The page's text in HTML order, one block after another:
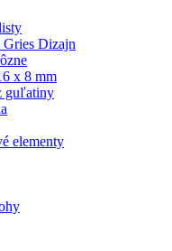
Gries Dizajn
x 8 mm
guľatiny
elementy